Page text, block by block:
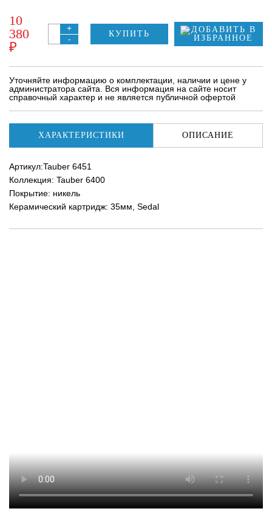
10
380
₽
+
-
КУПИТЬ
Уточняйте информацию о комплектации, наличии и цене у
администратора сайта. Вся информация на сайте носит
справочный характер и не является публичной офертой
ХАРАКТЕРИСТИКИ ОПИСАНИЕ
Артикул:Tauber 6451
Коллекция: Tauber 6400
Покрытие: никель
Керамический картридж: 35мм, Sedal